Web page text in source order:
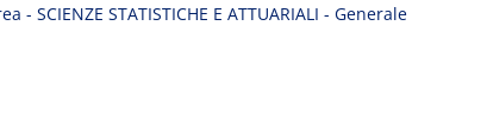
- SCIENZE STATISTICHE E ATTUARIALI - Generale